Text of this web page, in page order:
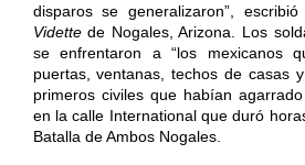
disparos se generalizaron”,
Videttede Nogales, Arizona. Los
se enfrentaron a “los mexicanos
puertas, ventanas, techos de casas
primeros civiles que habían
en la calle International que duró
Batalla de Ambos Nogales.